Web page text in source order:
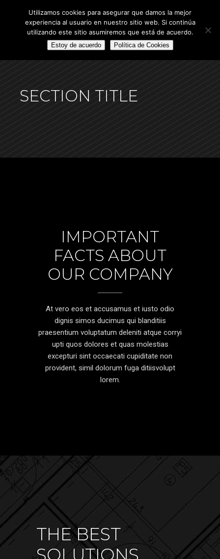
SECTION TITLE
IMPORTANT
FACTS ABOUT
OUR COMPANY
At vero eos et accusamus et iusto odio
dignis simos ducimus qui blanditiis
praesentium voluptatum deleniti atque corryi
upti quos dolores et quas molestias
excepturi sint occaecati cupiditate non
provident, simil dolorum fuga ditiisvolupt
lorem.
THE BEST
Utilizamos cookies para asegurar que damos la mejor
experiencia al usuario en nuestro sitio web. Si continúa
utilizando este sitio asumiremos que está de acuerdo.
Estoy de acuerdo Política de Cookies